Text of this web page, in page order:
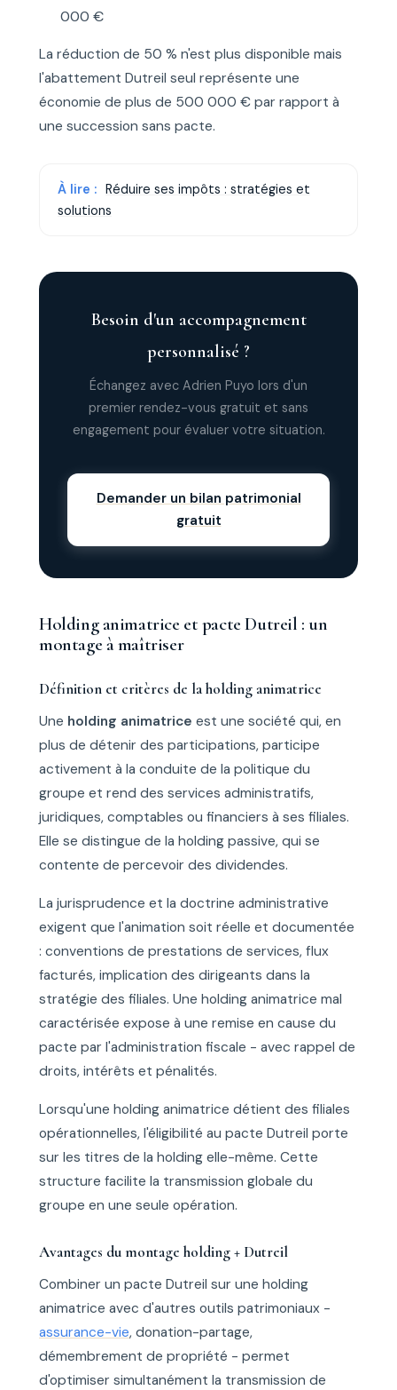
000 €
La réduction de 50 % n'est plus disponible mais
l'abattement Dutreil seul représente une
économie de plus de 500 000 € par rapport à
une succession sans pacte.
À lire : Réduire ses impôts : stratégies et
solutions
Besoin d'un accompagnement
personnalisé ?
Échangez avec Adrien Puyo lors d'un
premier rendez-vous gratuit et sans
engagement pour évaluer votre situation.
Demander un bilan patrimonial
gratuit
Holding animatrice et pacte Dutreil : un
montage à maîtriser
Définition et critères de la holding animatrice
Une holding animatrice est une société qui, en
plus de détenir des participations, participe
activement à la conduite de la politique du
groupe et rend des services administratifs,
juridiques, comptables ou financiers à ses filiales.
Elle se distingue de la holding passive, qui se
contente de percevoir des dividendes.
La jurisprudence et la doctrine administrative
exigent que l'animation soit réelle et documentée
: conventions de prestations de services, flux
facturés, implication des dirigeants dans la
stratégie des filiales. Une holding animatrice mal
caractérisée expose à une remise en cause du
pacte par l'administration fiscale - avec rappel de
droits, intérêts et pénalités.
Lorsqu'une holding animatrice détient des filiales
opérationnelles, l'éligibilité au pacte Dutreil porte
sur les titres de la holding elle-même. Cette
structure facilite la transmission globale du
groupe en une seule opération.
Avantages du montage holding + Dutreil
Combiner un pacte Dutreil sur une holding
animatrice avec d'autres outils patrimoniaux -
assurance-vie, donation-partage,
démembrement de propriété - permet
d'optimiser simultanément la transmission de